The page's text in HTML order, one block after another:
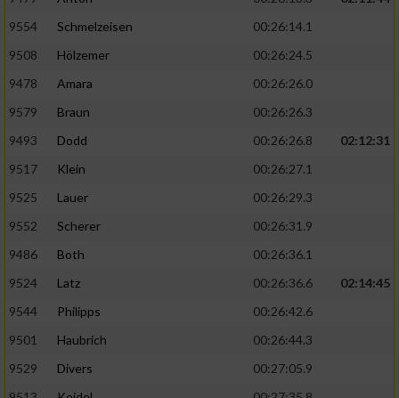
9554
Schmelzeisen
00:26:14.1
9508
Hölzemer
00:26:24.5
9478
Amara
00:26:26.0
9579
Braun
00:26:26.3
9493
Dodd 00:26:26.8
02:12:31
9517
Klein
00:26:27.1
9525
Lauer
00:26:29.3
9552
Scherer
00:26:31.9
9486
Both
00:26:36.1
9524
Latz 00:26:36.6
02:14:45
9544
Philipps
00:26:42.6
9501
Haubrich
00:26:44.3
9529
Divers
00:27:05.9